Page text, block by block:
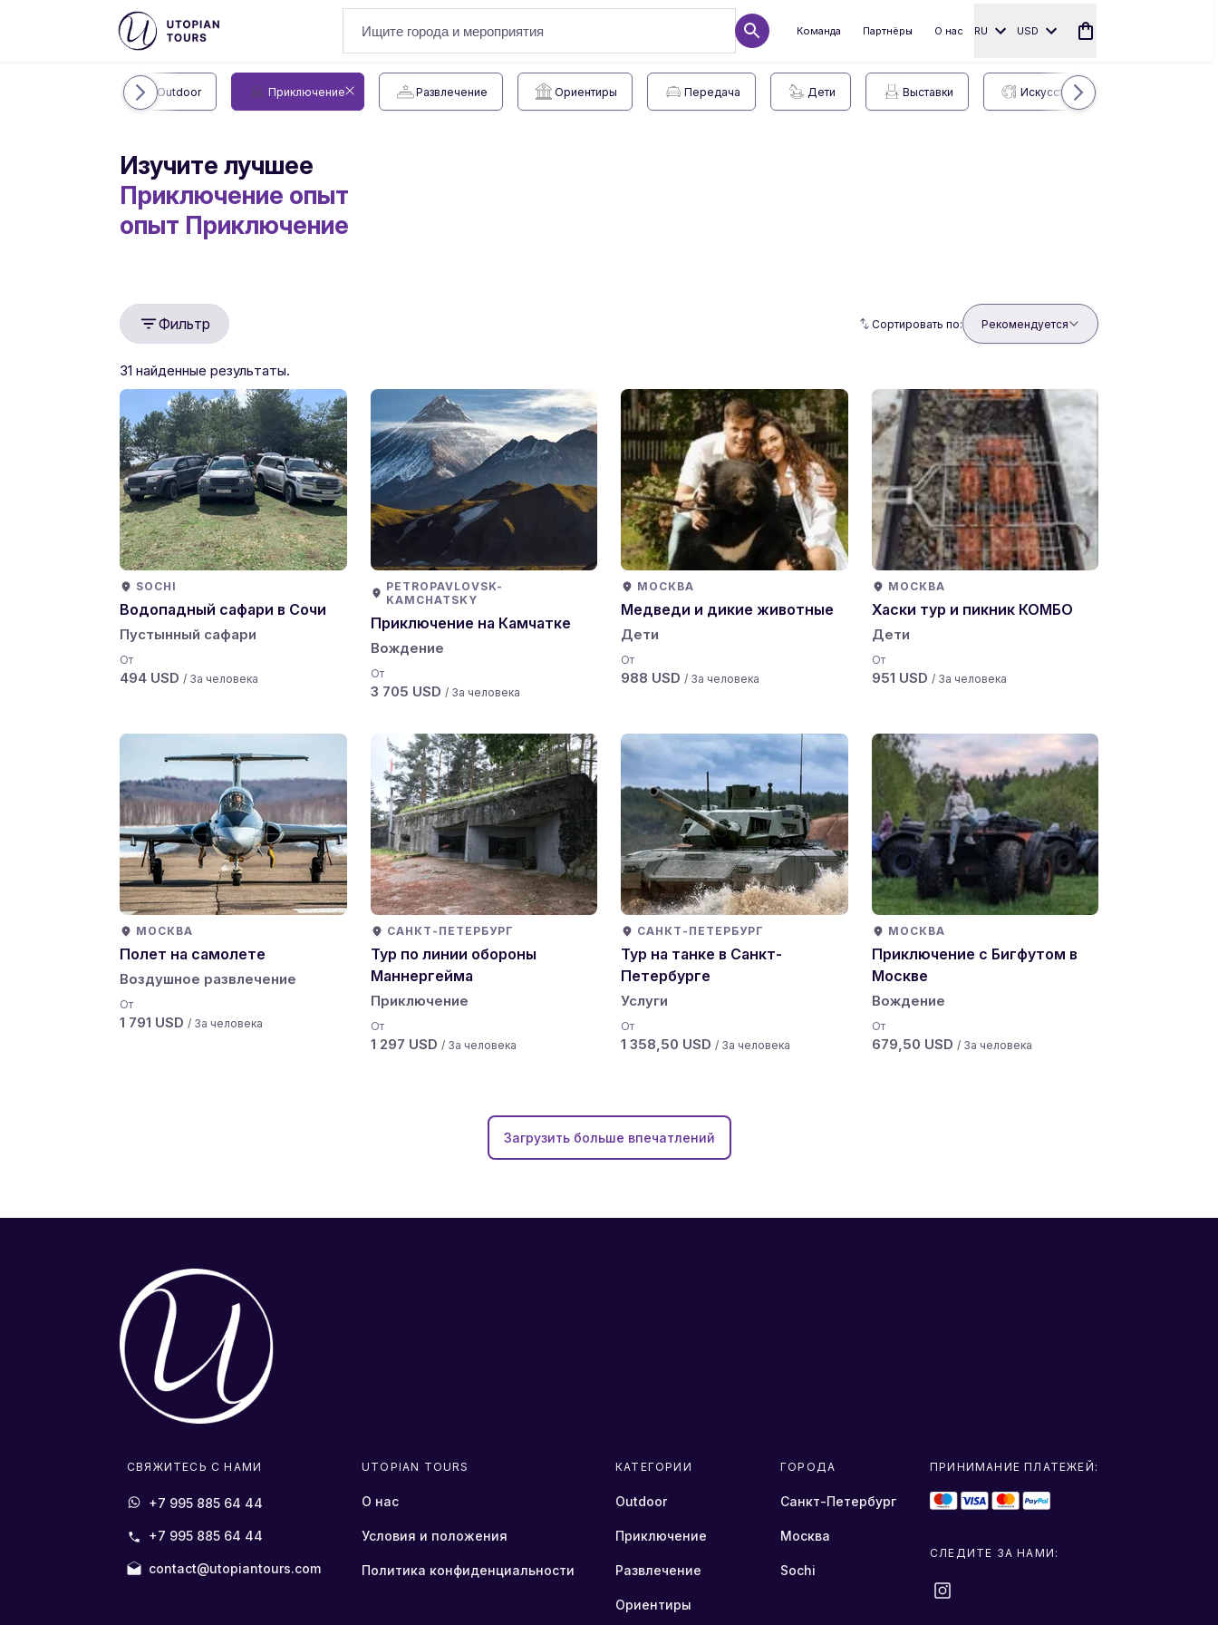
Команда Партнёры О нас RU USD
Outdoor Приключение Развлечение Ориентиры Передача Дети Выставки Искусство
Изучите лучшее
Приключение опыт
опыт Приключение
Фильтр Сортировать по: Рекомендуется
31 найденные результаты.
SOCHI
Водопадный сафари в Сочи
Пустынный сафари
От
494 USD / За человека
PETROPAVLOVSK-
KAMCHATSKY
Приключение на Камчатке
Вождение
От
3 705 USD / За человека
МОСКВА
Медведи и дикие животные
Дети
От
988 USD / За человека
МОСКВА
Хаски тур и пикник КОМБО
Дети
От
951 USD / За человека
МОСКВА
Полет на самолете
Воздушное развлечение
От
1 791 USD / За человека
САНКТ-ПЕТЕРБУРГ
Тур по линии обороны
Маннергейма
Приключение
От
1 297 USD / За человека
САНКТ-ПЕТЕРБУРГ
Тур на танке в Санкт-
Петербурге
Услуги
От
1 358,50 USD / За человека
МОСКВА
Приключение с Бигфутом в
Москве
Вождение
От
679,50 USD / За человека
Загрузить больше впечатлений
СВЯЖИТЕСЬ С НАМИ
+7 995 885 64 44
+7 995 885 64 44
contact@utopiantours.com
UTOPIAN TOURS
О нас
Условия и положения
Политика конфиденциальности
КАТЕГОРИИ
Outdoor
Приключение
Развлечение
Ориентиры
ГОРОДА
Санкт-Петербург
Москва
Sochi
ПРИНИМАНИЕ ПЛАТЕЖЕЙ:
СЛЕДИТЕ ЗА НАМИ: